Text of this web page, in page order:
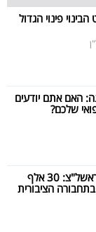
הבינוי פינוי הגדול
האם אתם יודעים
שלכם?
התחדשות עירונית בראשל"צ: 30 אלף
הציבורית